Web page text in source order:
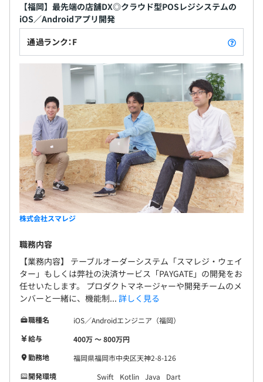
【福岡】最先端の店舗DX◎クラウド型POSレジシステムの
iOS／Androidアプリ開発
通過ランク：F
株式会社スマレジ
職務内容
【業務内容】 テーブルオーダーシステム「スマレジ・ウェイ
ター」もしくは弊社の決済サービス「PAYGATE」の開発をお
任せいたします。 プロダクトマネージャーや開発チームのメ
ンバーと一緒に、機能制... 詳しく見る
職種名
iOS／Androidエンジニア（福岡）
給与
400万 〜 800万円
勤務地
福岡県福岡市中央区天神2-8-126
開発環境
Swift Kotlin Java
Dart